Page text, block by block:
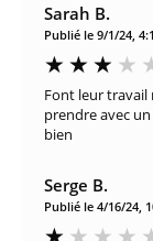
Sarah B.
Publié le 9/1/24,
Font leur travail
prendre avec
bien
Serge B.
Publié le 4/16/24,